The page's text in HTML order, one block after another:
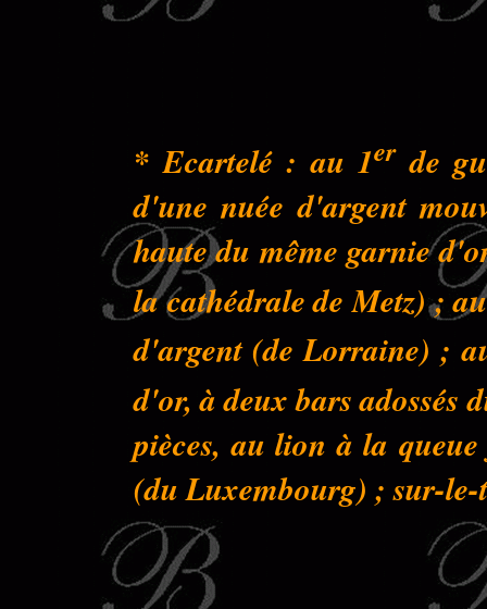
* Ecartelé : au 1erde
d'une nuée d'argent
haute du même garnie
la cathédrale de Metz) ;
d'argent (de Lorraine) ;
d'or, à deux bars adossés
pièces, au lion à la
(du Luxembourg) ; sur-le-